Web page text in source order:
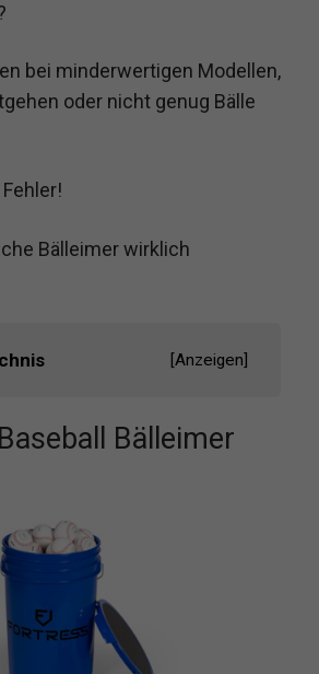
bei minderwertigen Modellen,
oder nicht genug Bälle
Bälleimer wirklich
[Anzeigen]
Bälleimer